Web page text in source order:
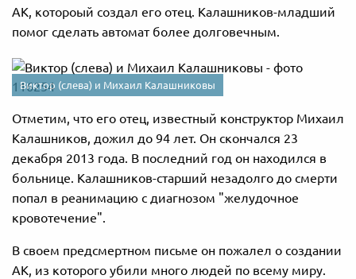
АК, котороый создал его отец. Калашников-младший
помог сделать автомат более долговечным.
Виктор (слева) и Михаил Калашниковы
Отметим, что его отец, известный конструктор Михаил
Калашников, дожил до 94 лет. Он скончался 23
декабря 2013 года. В последний год он находился в
больнице. Калашников-старший незадолго до смерти
попал в реанимацию с диагнозом "желудочное
кровотечение".
В своем предсмертном письме он пожалел о создании
АК, из которого убили много людей по всему миру.